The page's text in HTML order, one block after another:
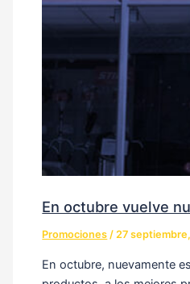
En octubre vuelve
Promociones /27
En octubre, nuevamente